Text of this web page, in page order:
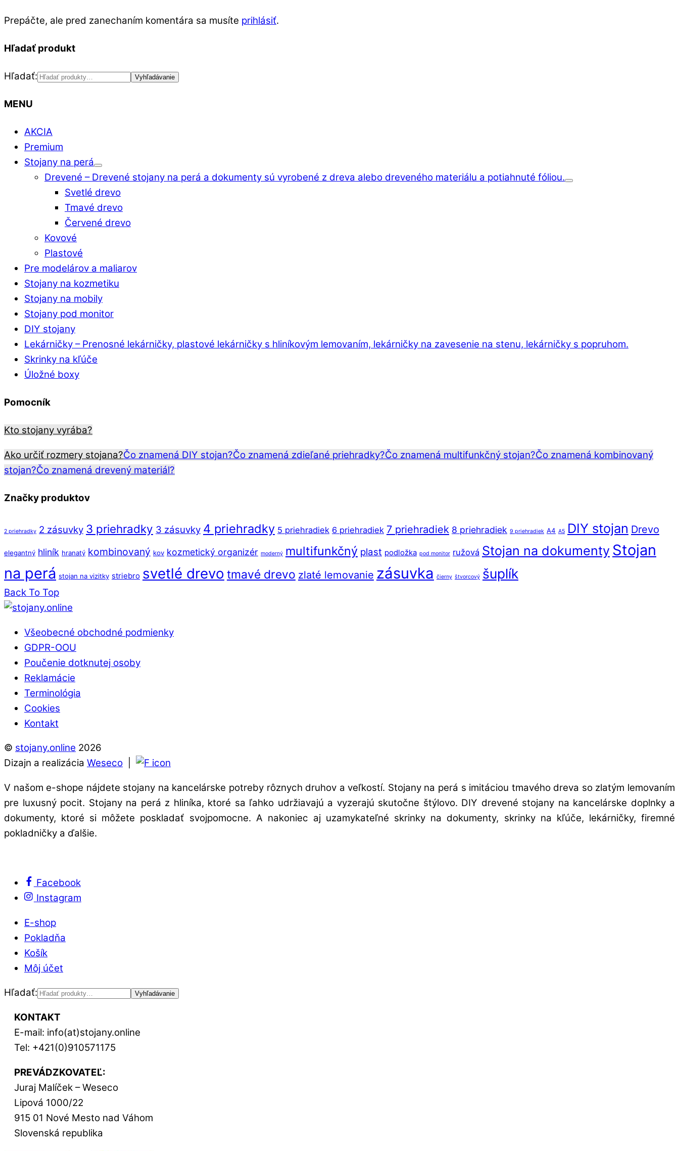
Prepáčte, ale pred zanechaním komentára sa musíte prihlásiť.
Hľadať produkt
Hľadať: Vyhľadávanie
MENU
AKCIA
Premium
Stojany na perá
Drevené – Drevené stojany na perá a dokumenty sú vyrobené z dreva alebo dreveného materiálu a potiahnuté fóliou.
Svetlé drevo
Tmavé drevo
Červené drevo
Kovové
Plastové
Pre modelárov a maliarov
Stojany na kozmetiku
Stojany na mobily
Stojany pod monitor
DIY stojany
Lekárničky – Prenosné lekárničky, plastové lekárničky s hliníkovým lemovaním, lekárničky na zavesenie na stenu, lekárničky s popruhom.
Skrinky na kľúče
Úložné boxy
Pomocník
Kto stojany vyrába?
Ako určiť rozmery stojana?Čo znamená DIY stojan?Čo znamená zdieľané priehradky?Čo znamená multifunkčný stojan?Čo znamená kombinovaný
stojan?Čo znamená drevený materiál?
Značky produktov
2 priehradky 2 zásuvky 3 priehradky 3 zásuvky 4 priehradky 5 priehradiek 6 priehradiek 7 priehradiek 8 priehradiek 9 priehradiek A4 A5 DIY stojan Drevo
elegantný hliník hranatý kombinovaný kov kozmetický organizér moderný multifunkčný plast podložka pod monitor ružová Stojan na dokumenty Stojan
na perá stojan na vizitky striebro svetlé drevo tmavé drevo zlaté lemovanie zásuvka čierny štvorcový šuplík
Back To Top
Všeobecné obchodné podmienky
GDPR-OOU
Poučenie dotknutej osoby
Reklamácie
Terminológia
Cookies
Kontakt
© stojany.online 2026
Dizajn a realizácia Weseco
V našom e-shope nájdete stojany na kancelárske potreby rôznych druhov a veľkostí. Stojany na perá s imitáciou tmavého dreva so zlatým lemovaním
pre luxusný pocit. Stojany na perá z hliníka, ktoré sa ľahko udržiavajú a vyzerajú skutočne štýlovo. DIY drevené stojany na kancelárske doplnky a
dokumenty, ktoré si môžete poskladať svojpomocne. A nakoniec aj uzamykateľné skrinky na dokumenty, skrinky na kľúče, lekárničky, firemné
pokladničky a ďalšie.
Facebook
Instagram
E-shop
Pokladňa
Košík
Môj účet
Hľadať: Vyhľadávanie
KONTAKT
E-mail: info(at)stojany.online
Tel: +421(0)910571175
PREVÁDZKOVATEĽ:
Juraj Malíček – Weseco
Lipová 1000/22
915 01 Nové Mesto nad Váhom
Slovenská republika